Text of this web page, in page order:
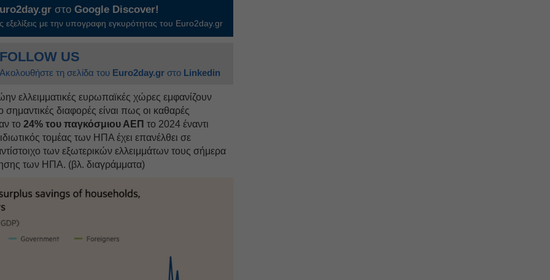
στοGoogle Discover!
εξελίξεις με την υπογραφη εγκυρότητας του Euro2day.gr
FOLLOW US
Ακολουθήστε τη σελίδα του Euro2day.gr στο Linkedin
ελλειμματικές ευρωπαϊκές χώρες εμφανίζουν
διαφορές είναι πως οι καθαρές
το24% του παγκόσμιου ΑΕΠ το 2024 έναντι
τομέας των ΗΠΑ έχει επανέλθει σε
των εξωτερικών ελλειμμάτων τους σήμερα
των ΗΠΑ. (βλ. διαγράμματα)